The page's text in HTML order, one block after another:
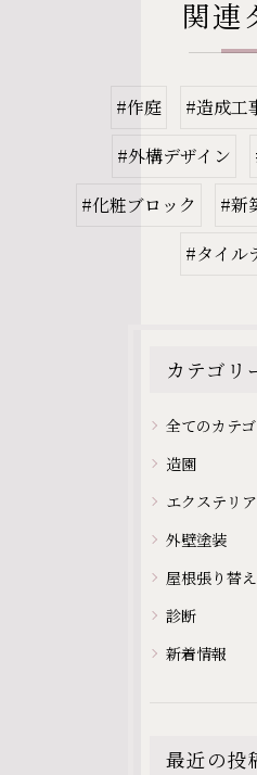
関連
#作庭 #造成工
#外構デザイン
#化粧ブロック
#新
#タイル
カテゴリ
全てのカテ
造園
エクステリア
外壁塗装
屋根張り替え
診断
新着情報
最近の投